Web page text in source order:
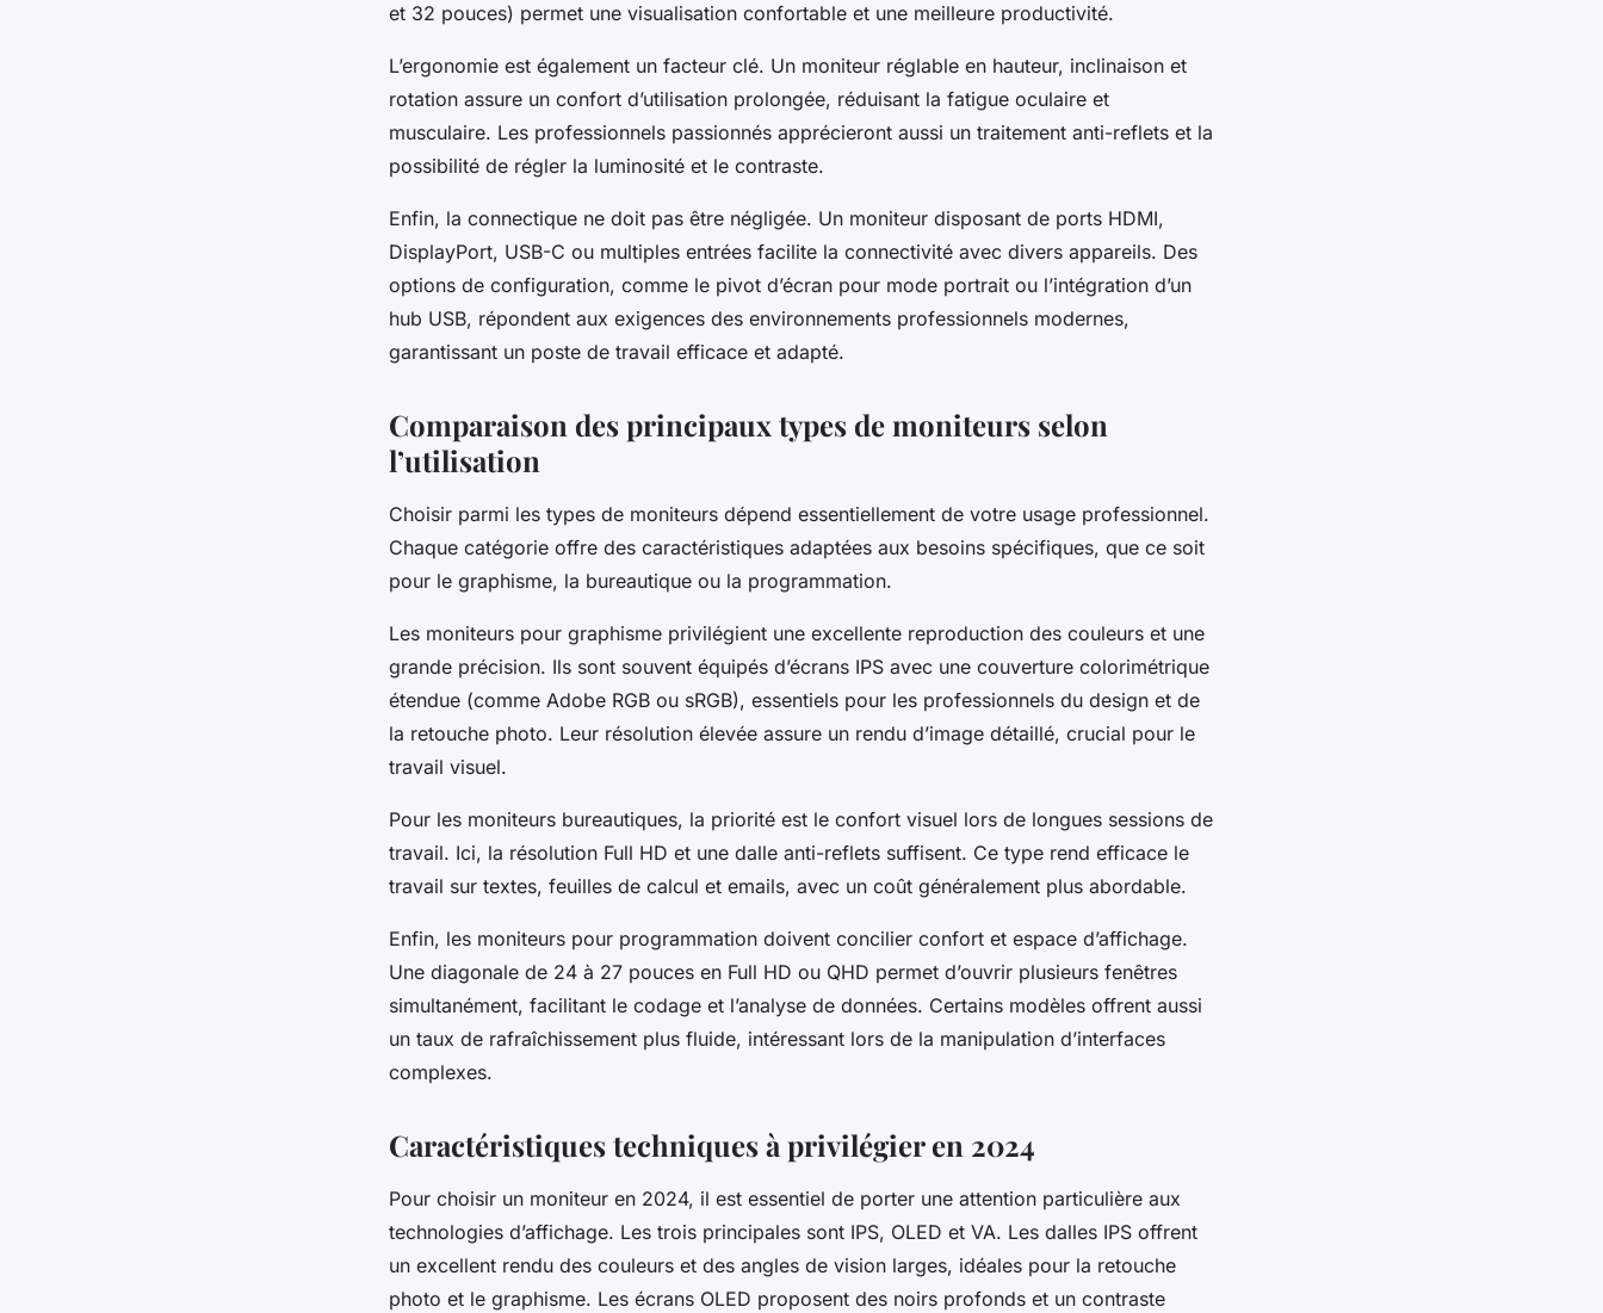
et 32 pouces) permet une visualisation confortable et une meilleure productivité.
L’ergonomie est également un facteur clé. Un moniteur réglable en hauteur, inclinaison et
rotation assure un confort d’utilisation prolongée, réduisant la fatigue oculaire et
musculaire. Les professionnels passionnés apprécieront aussi un traitement anti-reflets et la
possibilité de régler la luminosité et le contraste.
Enfin, la connectique ne doit pas être négligée. Un moniteur disposant de ports HDMI,
DisplayPort, USB-C ou multiples entrées facilite la connectivité avec divers appareils. Des
options de configuration, comme le pivot d’écran pour mode portrait ou l’intégration d’un
hub USB, répondent aux exigences des environnements professionnels modernes,
garantissant un poste de travail efficace et adapté.
Comparaison des principaux types de moniteurs selon
l’utilisation
Choisir parmi les types de moniteurs dépend essentiellement de votre usage professionnel.
Chaque catégorie offre des caractéristiques adaptées aux besoins spécifiques, que ce soit
pour le graphisme, la bureautique ou la programmation.
Les moniteurs pour graphisme privilégient une excellente reproduction des couleurs et une
grande précision. Ils sont souvent équipés d’écrans IPS avec une couverture colorimétrique
étendue (comme Adobe RGB ou sRGB), essentiels pour les professionnels du design et de
la retouche photo. Leur résolution élevée assure un rendu d’image détaillé, crucial pour le
travail visuel.
Pour les moniteurs bureautiques, la priorité est le confort visuel lors de longues sessions de
travail. Ici, la résolution Full HD et une dalle anti-reflets suffisent. Ce type rend efficace le
travail sur textes, feuilles de calcul et emails, avec un coût généralement plus abordable.
Enfin, les moniteurs pour programmation doivent concilier confort et espace d’affichage.
Une diagonale de 24 à 27 pouces en Full HD ou QHD permet d’ouvrir plusieurs fenêtres
simultanément, facilitant le codage et l’analyse de données. Certains modèles offrent aussi
un taux de rafraîchissement plus fluide, intéressant lors de la manipulation d’interfaces
complexes.
Caractéristiques techniques à privilégier en 2024
Pour choisir un moniteur en 2024, il est essentiel de porter une attention particulière aux
technologies d’affichage. Les trois principales sont IPS, OLED et VA. Les dalles IPS offrent
un excellent rendu des couleurs et des angles de vision larges, idéales pour la retouche
photo et le graphisme. Les écrans OLED proposent des noirs profonds et un contraste